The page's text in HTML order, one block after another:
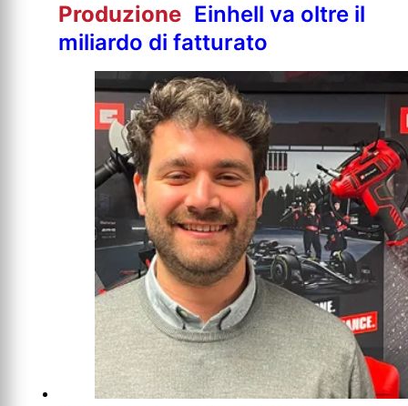
Produzione Einhell va oltre il
miliardo di fatturato